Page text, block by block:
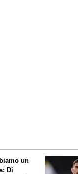
un
Di